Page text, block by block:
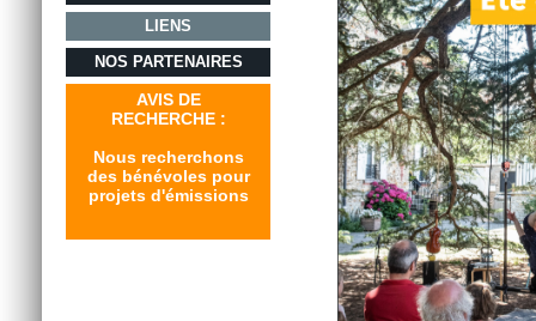
LIENS
NOS PARTENAIRES
AVIS DE
RECHERCHE :
Nous recherchons
des bénévoles pour
projets d'émissions